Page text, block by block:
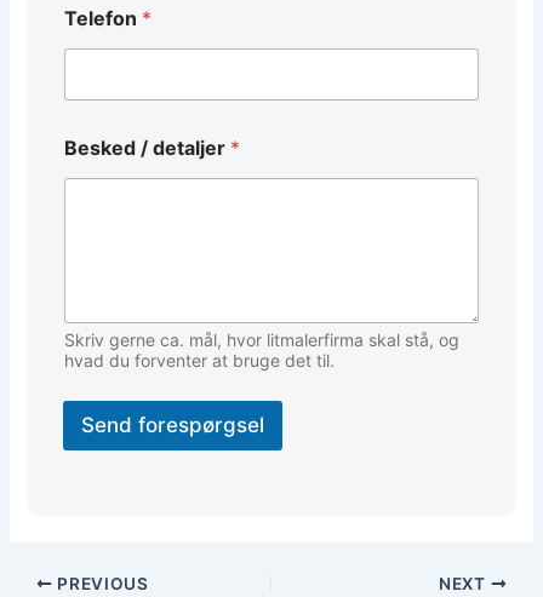
Telefon *
/
*
Besked / detaljer *
Skriv gerne ca. mål, hvor litmalerfirma skal stå, og
hvad du forventer at bruge det til.
Send forespørgsel
PREVIOUS NEXT